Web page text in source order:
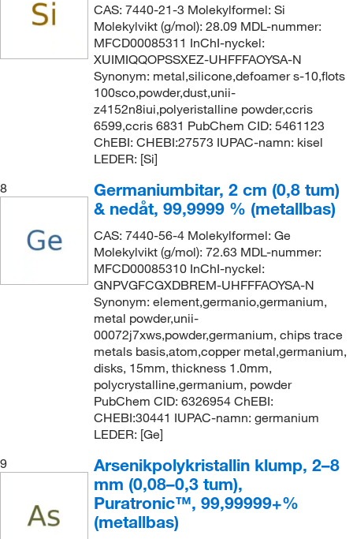
CAS: 7440-21-3 Molekylformel: Si
Molekylvikt (g/mol): 28.09 MDL-nummer:
MFCD00085311 InChI-nyckel:
XUIMIQQOPSSXEZ-UHFFFAOYSA-N
Synonym: metal,silicone,defoamer s-10,flots
100sco,powder,dust,unii-
z4152n8iui,polyeristalline powder,ccris
6599,ccris 6831 PubChem CID: 5461123
ChEBI: CHEBI:27573 IUPAC-namn: kisel
LEDER: [Si]
8
Germaniumbitar, 2 cm (0,8 tum)
& nedåt, 99,9999 % (metallbas)
CAS: 7440-56-4 Molekylformel: Ge
Molekylvikt (g/mol): 72.63 MDL-nummer:
MFCD00085310 InChI-nyckel:
GNPVGFCGXDBREM-UHFFFAOYSA-N
Synonym: element,germanio,germanium,
metal powder,unii-
00072j7xws,powder,germanium, chips trace
metals basis,atom,copper metal,germanium,
disks, 15mm, thickness 1.0mm,
polycrystalline,germanium, powder
PubChem CID: 6326954 ChEBI:
CHEBI:30441 IUPAC-namn: germanium
LEDER: [Ge]
9
Arsenikpolykristallin klump, 2–8
mm (0,08–0,3 tum),
Puratronic™, 99,99999+%
(metallbas)